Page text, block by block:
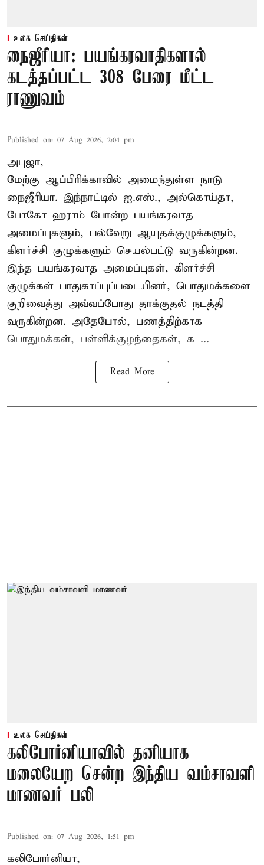
உலக செய்திகள்
நைஜீரியா: பயங்கரவாதிகளால்
கடத்தப்பட்ட 308 பேரை மீட்ட
ராணுவம்
Published on: 07 Aug 2026, 2:04 pm
அபுஜா,
மேற்கு ஆப்பிரிக்காவில் அமைந்துள்ள நாடு
நைஜீரியா. இந்நாட்டில் ஐ.எஸ்., அல்கொய்தா,
போகோ ஹராம் போன்ற பயங்கரவாத
அமைப்புகளும், பல்வேறு ஆயுதக்குழுக்களும்,
கிளர்ச்சி குழுக்களும் செயல்பட்டு வருகின்றன.
இந்த பயங்கரவாத அமைப்புகள், கிளர்ச்சி
குழுக்கள் பாதுகாப்புப்படையினர், பொதுமக்களை
குறிவைத்து அவ்வப்போது தாக்குதல் நடத்தி
வருகின்றன. அதேபோல், பணத்திற்காக
பொதுமக்கள், பள்ளிக்குழந்தைகள், க ...
Read More
உலக செய்திகள்
கலிபோர்னியாவில் தனியாக
மலையேற சென்ற இந்திய வம்சாவளி
மாணவர் பலி
Published on: 07 Aug 2026, 1:51 pm
கலிபோர்னியா,